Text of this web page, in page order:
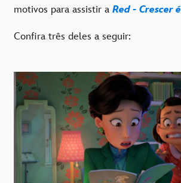
motivos para assistir a Red - Crescer
Confira três deles a seguir: